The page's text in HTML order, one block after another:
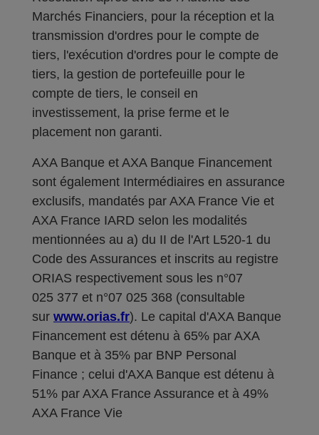
Marchés Financiers, pour la réception et la
transmission d'ordres pour le compte de
tiers, l'exécution d'ordres pour le compte de
tiers, la gestion de portefeuille pour le
compte de tiers, le conseil en
investissement, la prise ferme et le
placement non garanti.
AXA Banque et AXA Banque Financement
sont également Intermédiaires en assurance
exclusifs, mandatés par AXA France Vie et
AXA France IARD selon les modalités
mentionnées au a) du II de l'Art L520-1 du
Code des Assurances et inscrits au registre
ORIAS respectivement sous les n°07
025 377 et n°07 025 368 (consultable
sur www.orias.fr). Le capital d'AXA Banque
Financement est détenu à 65% par AXA
Banque et à 35% par BNP Personal
Finance ; celui d'AXA Banque est détenu à
51% par AXA France Assurance et à 49%
AXA France Vie